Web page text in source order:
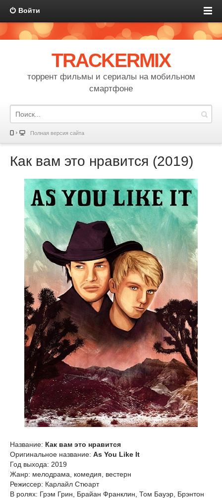
Войти
TRACKERMIX
торрент фильмы и сериалы на мобильном
смартфоне
Полная версия сайта
Как вам это нравится (2019)
Название: Как вам это нравится
Оригинальное название: As You Like It
Год выхода: 2019
Жанр: мелодрама, комедия, вестерн
Режиссер: Карлайл Стюарт
В ролях: Грэм Грин, Брайан Франклин, Том Бауэр, Брэнтон